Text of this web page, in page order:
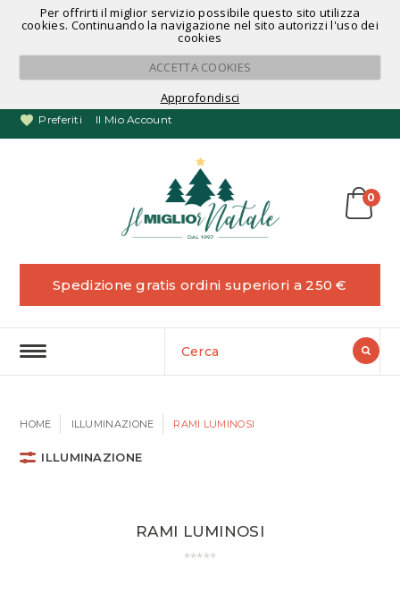
Per offrirti il miglior servizio possibile questo sito utilizza
cookies. Continuando la navigazione nel sito autorizzi l'uso dei
cookies
ACCETTA COOKIES
Approfondisci
Noleggio Alberi di Natale
Preferiti Il Mio Account
0
Spedizione gratis ordini superiori a 250 €
HOME ILLUMINAZIONE RAMI LUMINOSI
ILLUMINAZIONE
RAMI LUMINOSI